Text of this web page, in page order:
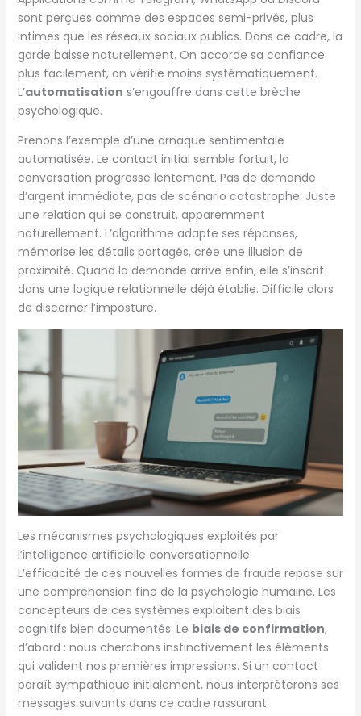
sont perçues comme des espaces semi-privés, plus
intimes que les réseaux sociaux publics. Dans ce cadre, la
garde baisse naturellement. On accorde sa confiance
plus facilement, on vérifie moins systématiquement.
L’automatisation s’engouffre dans cette brèche
psychologique.
Prenons l’exemple d’une arnaque sentimentale
automatisée. Le contact initial semble fortuit, la
conversation progresse lentement. Pas de demande
d’argent immédiate, pas de scénario catastrophe. Juste
une relation qui se construit, apparemment
naturellement. L’algorithme adapte ses réponses,
mémorise les détails partagés, crée une illusion de
proximité. Quand la demande arrive enfin, elle s’inscrit
dans une logique relationnelle déjà établie. Difficile alors
de discerner l’imposture.
Les mécanismes psychologiques exploités par
l’intelligence artificielle conversationnelle
L’efficacité de ces nouvelles formes de fraude repose sur
une compréhension fine de la psychologie humaine. Les
concepteurs de ces systèmes exploitent des biais
cognitifs bien documentés. Le biais de confirmation,
d’abord : nous cherchons instinctivement les éléments
qui valident nos premières impressions. Si un contact
paraît sympathique initialement, nous interpréterons ses
messages suivants dans ce cadre rassurant.